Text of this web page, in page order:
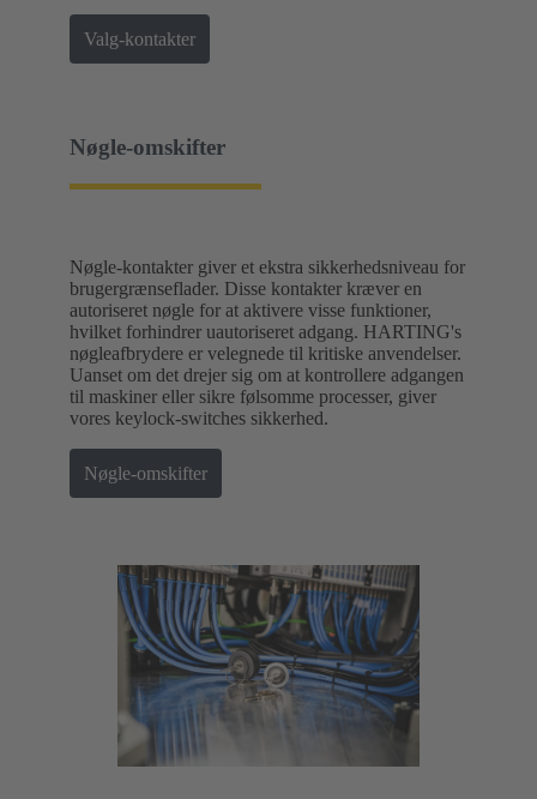
Valg-kontakter
Nøgle-omskifter
Nøgle-kontakter giver et ekstra sikkerhedsniveau for
brugergrænseflader. Disse kontakter kræver en
autoriseret nøgle for at aktivere visse funktioner,
hvilket forhindrer uautoriseret adgang. HARTING's
nøgleafbrydere er velegnede til kritiske anvendelser.
Uanset om det drejer sig om at kontrollere adgangen
til maskiner eller sikre følsomme processer, giver
vores keylock-switches sikkerhed.
Nøgle-omskifter